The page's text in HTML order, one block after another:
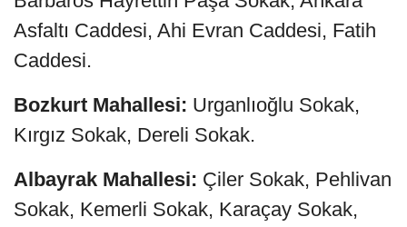
Asfaltı Caddesi, Ahi Evran Caddesi, Fatih
Caddesi.
Bozkurt Mahallesi: Urganlıoğlu Sokak,
Kırgız Sokak, Dereli Sokak.
Albayrak Mahallesi: Çiler Sokak, Pehlivan
Sokak, Kemerli Sokak, Karaçay Sokak,